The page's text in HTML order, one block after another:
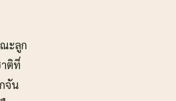
ะลูก
ติที่
จัน